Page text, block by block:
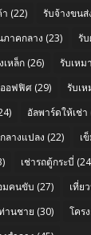
(22) รับจ้างขน
าคกลาง (23) รั
เหล็ก(26) รับเหม
ออฟฟิศ(29) รับเ
อัลพาร์ดให้เช่า
ลางแปลง (22) เ
เช่ารถตู้กระบี่
มคนขับ (27) เที่ย
านชาย (30) โคร